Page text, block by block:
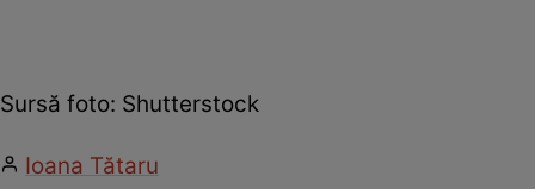
Sursă foto: Shutterstock
Ioana Tătaru